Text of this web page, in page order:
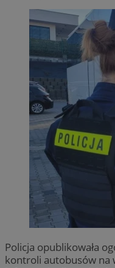
Policja opublikowała
kontroli autobusów na